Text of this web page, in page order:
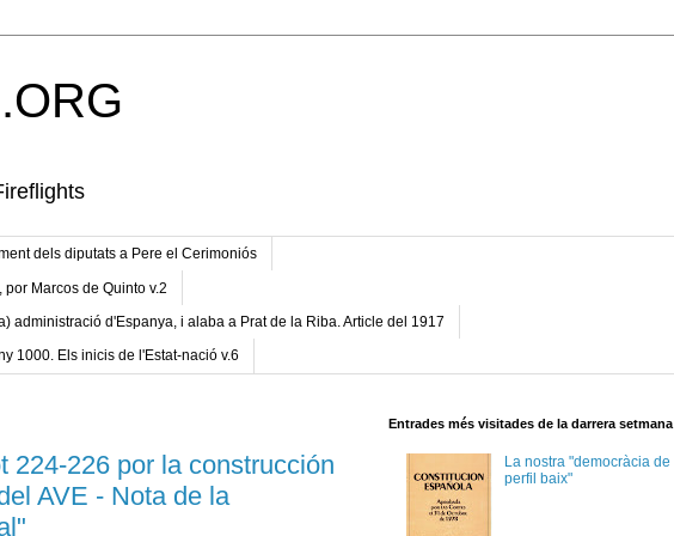
dels diputats a Pere el Cerimoniós
Marcos de Quinto v.2
administració d'Espanya, i alaba a Prat de la Riba. Article del 1917
1000. Els inicis de l'Estat-nació v.6
224-226 por la construcción
AVE - Nota de la
Entrades més visitades de la darrera setmana
La nostra "democràcia de
perfil baix"